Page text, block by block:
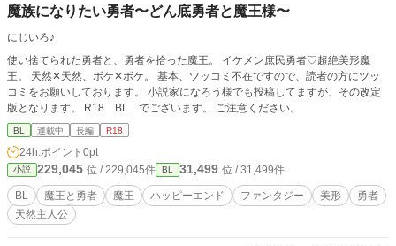
魔族になりたい勇者〜どん底勇者と魔王様〜
にじいろ♪
使い捨てられた勇者と、勇者を拾った魔王。 イケメン庶民勇者♡超絶美形魔
王。 天然✕天然、ボケ✕ボケ。 基本、ツッコミ不在ですので、読者の方にツッ
コミをお願いしております。 小説家になろう様でも投稿してますが、その改定
版となります。 R18 BL でございます。 ご注意ください。
BL 連載中 長編 R18
24h.ポイント 0pt
小説 229,045 位 / 229,045件 BL 31,499 位 / 31,499件
BL 魔王と勇者 魔王 ハッピーエンド ファンタジー 美形
勇者
天然主人公